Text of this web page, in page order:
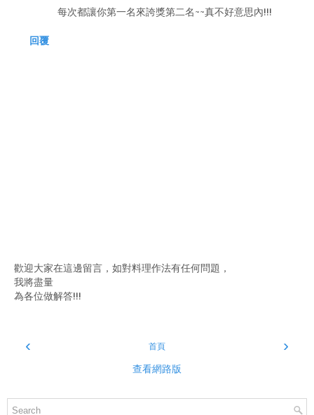
每次都讓你第一名來誇獎第二名~~真不好意思內!!!
回覆
歡迎大家在這邊留言，如對料理作法有任何問題，
我將盡量
為各位做解答!!!
‹ ›
首頁
查看網路版